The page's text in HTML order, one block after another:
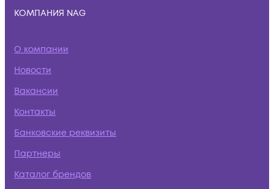
КОМПАНИЯ NAG
О компании
Новости
Вакансии
Контакты
Банковские реквизиты
Партнеры
Каталог брендов